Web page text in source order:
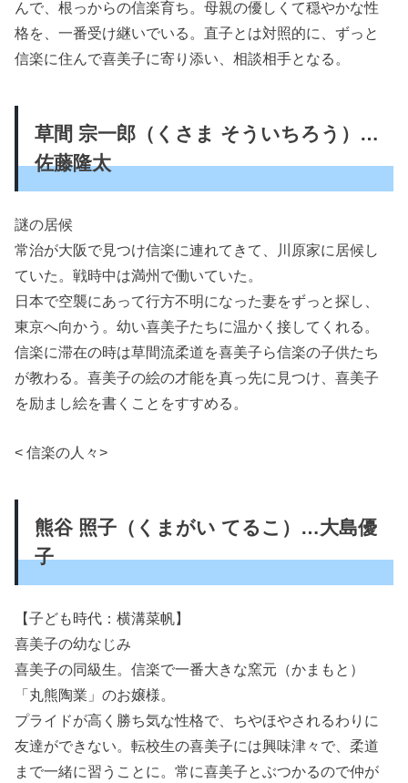
んで、根っからの信楽育ち。母親の優しくて穏やかな性
格を、一番受け継いでいる。直子とは対照的に、ずっと
信楽に住んで喜美子に寄り添い、相談相手となる。
草間 宗一郎（くさま そういちろう）…
佐藤隆太
謎の居候
常治が大阪で見つけ信楽に連れてきて、川原家に居候し
ていた。戦時中は満州で働いていた。
日本で空襲にあって行方不明になった妻をずっと探し、
東京へ向かう。幼い喜美子たちに温かく接してくれる。
信楽に滞在の時は草間流柔道を喜美子ら信楽の子供たち
が教わる。喜美子の絵の才能を真っ先に見つけ、喜美子
を励まし絵を書くことをすすめる。
< 信楽の人々>
熊谷 照子（くまがい てるこ）…大島優
子
【子ども時代：横溝菜帆】
喜美子の幼なじみ
喜美子の同級生。信楽で一番大きな窯元（かまもと）
「丸熊陶業」のお嬢様。
プライドが高く勝ち気な性格で、ちやほやされるわりに
友達ができない。転校生の喜美子には興味津々で、柔道
まで一緒に習うことに。常に喜美子とぶつかるので仲が